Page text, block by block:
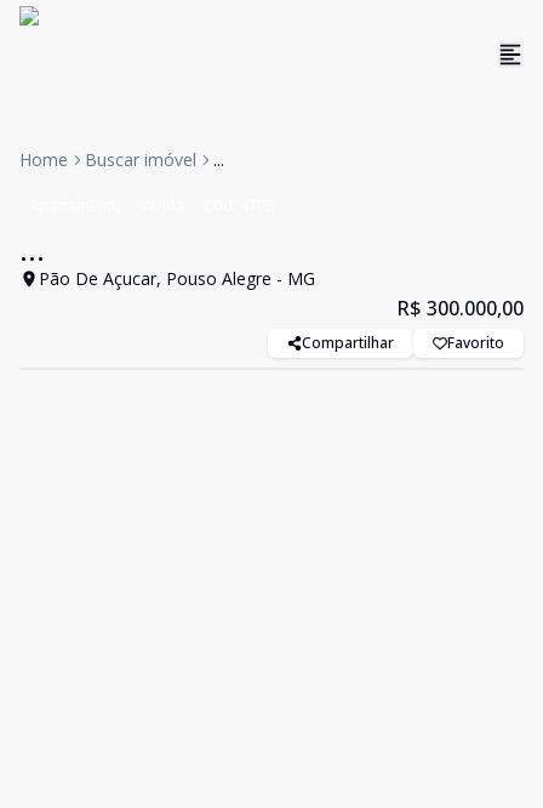
Home Buscar imóvel ...
...
Pão De Açucar, Pouso Alegre - MG
R$ 300.000,00
Compartilhar Favorito